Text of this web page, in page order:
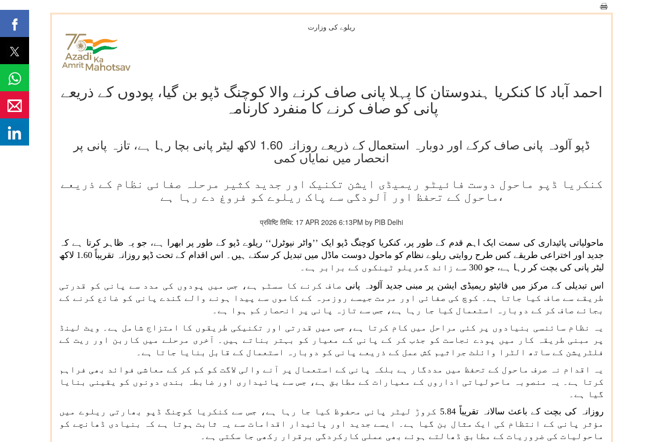
ریلوے کی وزارت
احمد آباد کا کنکریا ہندوستان کا پہلا پانی صاف کرنے والا کوچنگ ڈپو بن گیا، پودوں کے ذریعے
پانی کو صاف کرنے کا منفرد کارنامہ
ڈپو آلودہ پانی صاف کرکے اور دوبارہ استعمال کے ذریعے روزانہ 1.60 لاکھ لیٹر پانی بچا رہا ہے، تازہ پانی پر
انحصار میں نمایاں کمی
کنکریا ڈپو ماحول دوست فائیٹو ریمیڈی ایشن تکنیک اور جدید کثیر مرحلہ صفائی نظام کے ذریعے
ماحول کے تحفظ اور آلودگی سے پاک ریلوے کو فروغ دے رہا ہے،
प्रविष्टि तिथि: 17 APR 2026 6:13PM by PIB Delhi
ماحولیاتی پائیداری کی سمت ایک اہم قدم کے طور پر، کنکریا کوچنگ ڈپو ایک ’’واٹر نیوٹرل‘‘ ریلوے ڈپو کے طور پر ابھرا ہے، جو یہ ظاہر کرتا ہے کہ
جدید اور اختراعی طریقے کس طرح روایتی ریلوے نظام کو ماحول دوست ماڈل میں تبدیل کر سکتے ہیں۔ اس اقدام کے تحت ڈپو روزانہ تقریباً 1.60 لاکھ
لیٹر پانی کی بچت کر رہا ہے، جو 300 سے زائد گھریلو ٹینکوں کے برابر ہے۔
اس تبدیلی کے مرکز میں فائیٹو ریمیڈی ایشن پر مبنی جدید آلودہ پانی صاف کرنے کا سسٹم ہے، جس میں پودوں کی مدد سے پانی کو قدرتی
طریقے سے صاف کیا جاتا ہے۔ کوچ کی صفائی اور مرمت جیسے روزمرہ کے کاموں سے پیدا ہونے والے گندے پانی کو ضائع کرنے کے
بجائے صاف کر کے دوبارہ استعمال کیا جا رہا ہے، جس سے تازہ پانی پر انحصار کم ہوا ہے۔
یہ نظام سائنسی بنیادوں پر کئی مراحل میں کام کرتا ہے، جس میں قدرتی اور تکنیکی طریقوں کا امتزاج شامل ہے۔ ویٹ لینڈ
پر مبنی طریقہ کار میں پودے نجاست کو جذب کر کے پانی کے معیار کو بہتر بناتے ہیں۔ آخری مرحلے میں کاربن اور ریت کے
فلٹریشن کے ساتھ الٹرا وائلٹ جراثیم کش عمل کے ذریعے پانی کو دوبارہ استعمال کے قابل بنایا جاتا ہے۔
یہ اقدام نہ صرف ماحول کے تحفظ میں مددگار ہے بلکہ پانی کے استعمال پر آنے والی لاگت کو کم کر کے معاشی فوائد بھی فراہم
کرتا ہے۔ یہ منصوبہ ماحولیاتی اداروں کے معیارات کے مطابق ہے، جس سے پائیداری اور ضابطہ بندی دونوں کو یقینی بنایا
گیا ہے۔
روزانہ کی بچت کے باعث سالانہ تقریباً 5.84 کروڑ لیٹر پانی محفوظ کیا جا رہا ہے، جس سے کنکریا کوچنگ ڈپو بھارتی ریلوے میں
مؤثر پانی کے انتظام کی ایک مثال بن گیا ہے۔ ایسے جدید اور پائیدار اقدامات سے یہ ثابت ہوتا ہے کہ بنیادی ڈھانچے کو
ماحولیات کی ضروریات کے مطابق ڈھالتے ہوئے بھی عملی کارکردگی برقرار رکھی جا سکتی ہے۔